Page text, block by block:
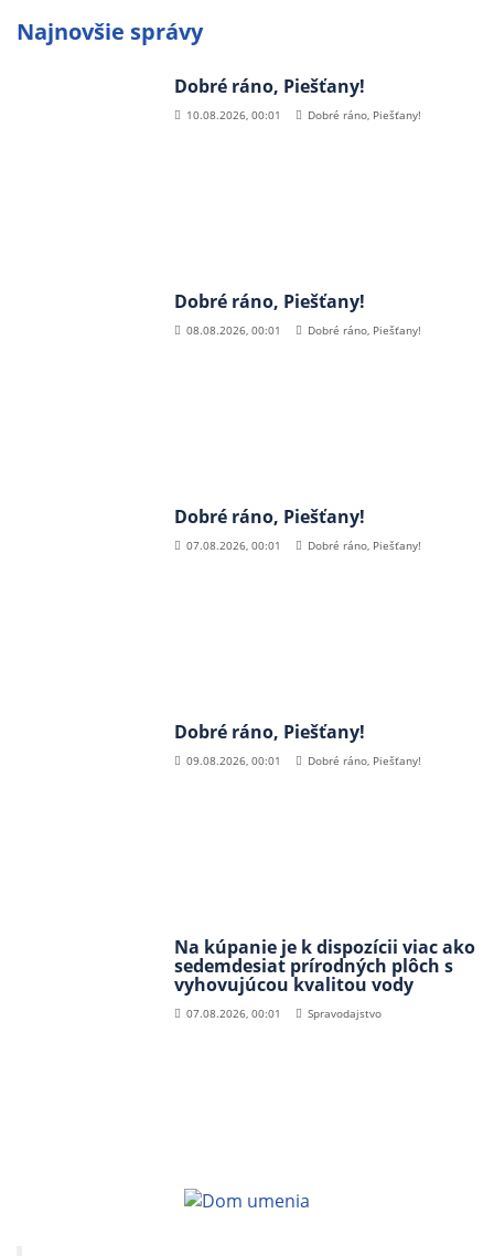
Najnovšie správy
Dobré ráno, Piešťany!
10.08.2026, 00:01 Dobré ráno, Piešťany!
Dobré ráno, Piešťany!
08.08.2026, 00:01 Dobré ráno, Piešťany!
Dobré ráno, Piešťany!
07.08.2026, 00:01 Dobré ráno, Piešťany!
Dobré ráno, Piešťany!
09.08.2026, 00:01 Dobré ráno, Piešťany!
Na kúpanie je k dispozícii viac ako
sedemdesiat prírodných plôch s
vyhovujúcou kvalitou vody
07.08.2026, 00:01 Spravodajstvo